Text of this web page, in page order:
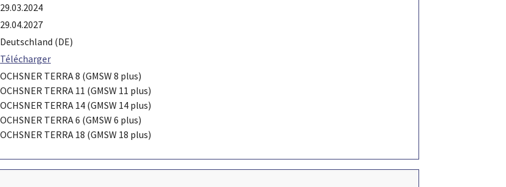
29.03.2024
29.04.2027
Deutschland (DE)
Télécharger
OCHSNER TERRA 8 (GMSW 8 plus)
OCHSNER TERRA 11 (GMSW 11 plus)
OCHSNER TERRA 14 (GMSW 14 plus)
OCHSNER TERRA 6 (GMSW 6 plus)
OCHSNER TERRA 18 (GMSW 18 plus)